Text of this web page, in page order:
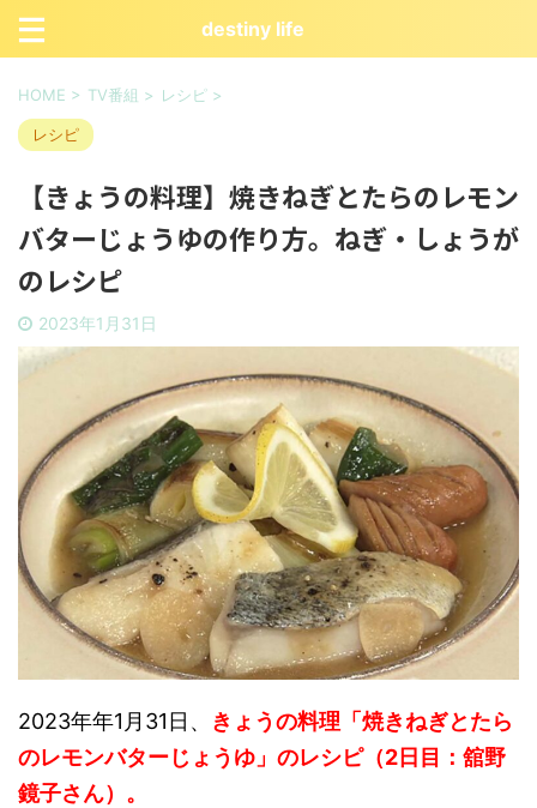
destiny life
HOME > TV番組 > レシピ >
レシピ
【きょうの料理】焼きねぎとたらのレモン
バターじょうゆの作り方。ねぎ・しょうが
のレシピ
2023年1月31日
2023年年1月31日、 きょうの料理「焼きねぎとたら
のレモンバターじょうゆ」のレシピ（2日目：舘野
鏡子さん）。